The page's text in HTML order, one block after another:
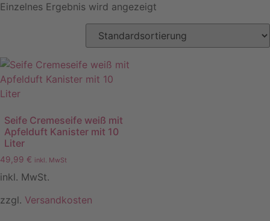
Einzelnes Ergebnis wird angezeigt
Seife Cremeseife weiß mit
Apfelduft Kanister mit 10
Liter
49,99 € inkl. MwSt
inkl. MwSt.
zzgl. Versandkosten